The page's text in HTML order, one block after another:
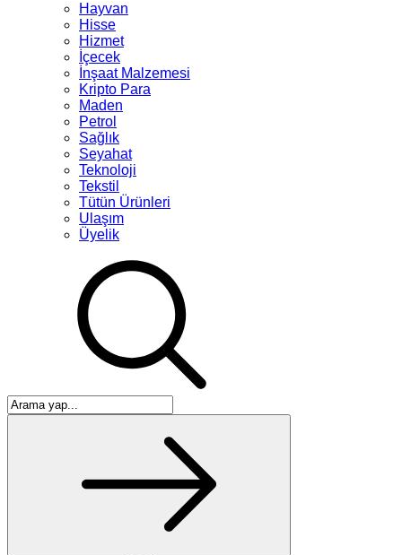
Hayvan
Hisse
Hizmet
İçecek
İnşaat Malzemesi
Kripto Para
Maden
Petrol
Sağlık
Seyahat
Teknoloji
Tekstil
Tütün Ürünleri
Ulaşım
Üyelik